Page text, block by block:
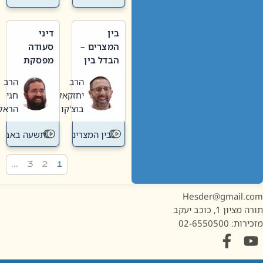
בין
המצרים –
הבדל בין
חדשה
לישנה
הרב
יחזקאל
בוצ'קו
בין המצרים
דיני
סעודה
מפסקת
תשעה
באב
הרב
חגי
הראל
תשעה באב
1, כוכב יעקב
02-6550500